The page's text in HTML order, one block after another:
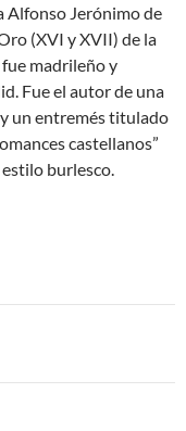
Alfonso Jerónimo de
(XVI y XVII) de la
madrileño y
Fue el autor de una
y un entremés titulado
castellanos”
burlesco.